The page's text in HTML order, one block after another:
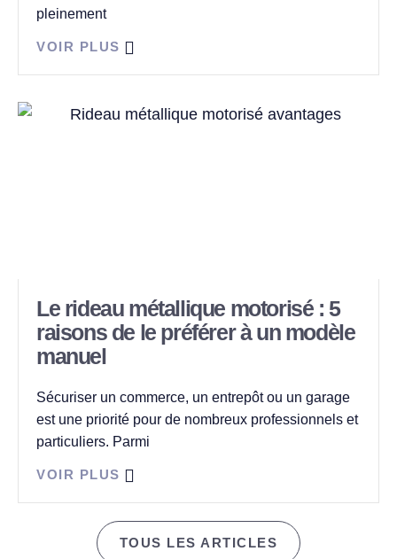
pleinement
VOIR PLUS
Le rideau métallique motorisé : 5
raisons de le préférer à un modèle
manuel
Sécuriser un commerce, un entrepôt ou un garage
est une priorité pour de nombreux professionnels et
particuliers. Parmi
VOIR PLUS
TOUS LES ARTICLES